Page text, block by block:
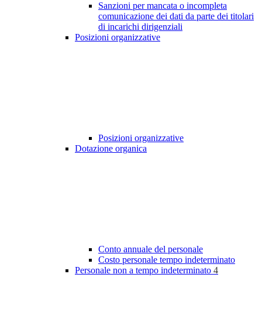
Sanzioni per mancata o incompleta
comunicazione dei dati da parte dei titolari
di incarichi dirigenziali
Posizioni organizzative
Posizioni organizzative
Dotazione organica
Conto annuale del personale
Costo personale tempo indeterminato
Personale non a tempo indeterminato 4